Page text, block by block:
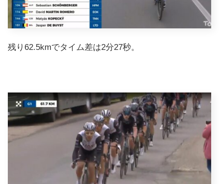
残り62.5kmでタイム差は2分27秒。